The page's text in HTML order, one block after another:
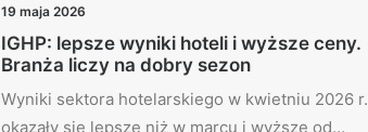
19 maja 2026
IGHP: lepsze wyniki hoteli i wyższe ceny.
Branża liczy na dobry sezon
Wyniki sektora hotelarskiego w kwietniu 2026 r.
okazały się lepsze niż w marcu i wyższe od…